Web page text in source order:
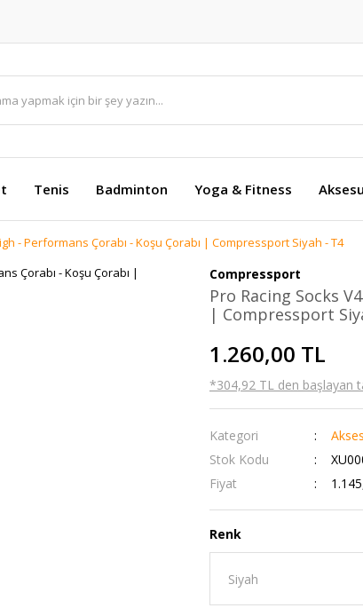
Tenis Badminton Yoga & Fitness
- Performans Çorabı - Koşu Çorabı | Compressport Siyah - T4
Compressport
Pro Racing Socks
| Compressport
1.260,00 TL
*304,92 TL den başlayan
Kategori
Stok Kodu
Fiyat
Renk